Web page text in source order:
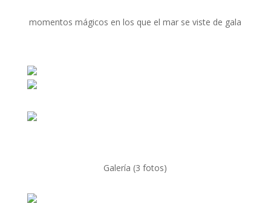
momentos mágicos en los que el mar se viste de gala
Galería (3 fotos)